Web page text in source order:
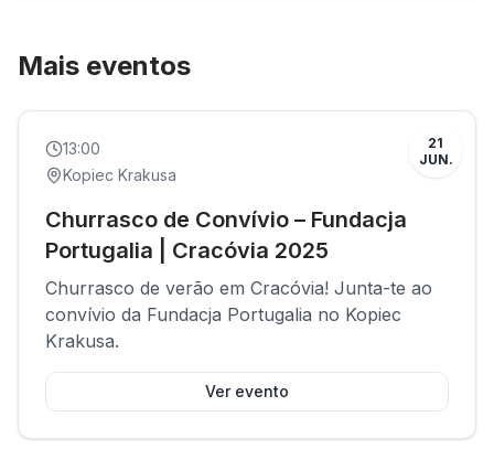
Mais eventos
21
JUN.
Decorrido
13:00
Kopiec Krakusa
Churrasco de Convívio – Fundacja
Portugalia | Cracóvia 2025
Churrasco de verão em Cracóvia! Junta-te ao
convívio da Fundacja Portugalia no Kopiec
Krakusa.
Ver evento
Decorrido
Social